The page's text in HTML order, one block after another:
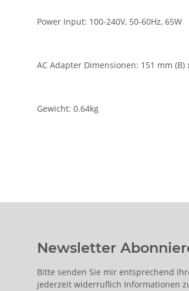
Power Input: 100-240V, 50-60Hz, 65W
AC Adapter Dimensionen: 151 mm (B)
Gewicht: 0.64kg
Newsletter
Bitte senden Sie mir entsprechend
jederzeit widerruflich Informationen